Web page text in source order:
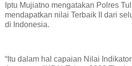
Iptu Mujiatno mengatakan Polres
mendapatkan nilai Terbaik II dari
di Indonesia.
“Itu dalam hal capaian Nilai